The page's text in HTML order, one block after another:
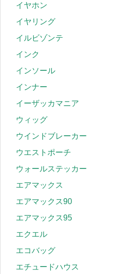
イヤホン
イヤリング
イルビゾンテ
インク
インソール
インナー
イーザッカマニア
ウィッグ
ウインドブレーカー
ウエストポーチ
ウォールステッカー
エアマックス
エアマックス90
エアマックス95
エクエル
エコバッグ
エチュードハウス